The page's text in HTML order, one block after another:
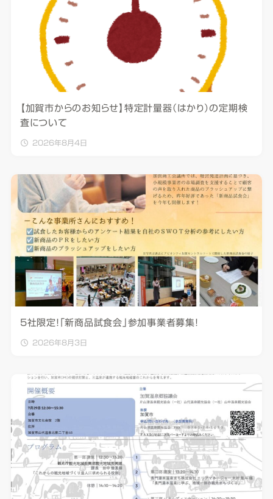
【加賀市からのお知らせ】特定計量器（はかり）の定期検
査について
2026年8月4日
5社限定！「新商品試食会」参加事業者募集！
2026年8月3日